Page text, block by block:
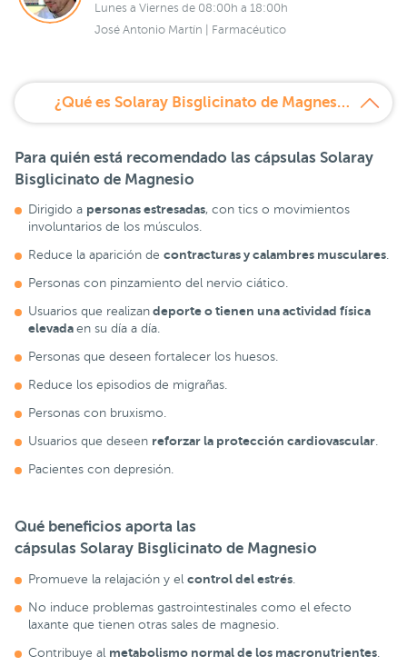
Lunes a Viernes de 08:00h a 18:00h
José Antonio Martín | Farmacéutico
¿Qué es Solaray Bisglicinato de Magnesio cápsulas?
Para quién está recomendado las cápsulas Solaray
Bisglicinato de Magnesio
Dirigido a personas estresadas, con tics o movimientos
involuntarios de los músculos.
Reduce la aparición de contracturas y calambres musculares.
Personas con pinzamiento del nervio ciático.
Usuarios que realizan deporte o tienen una actividad física
elevada en su día a día.
Personas que deseen fortalecer los huesos.
Reduce los episodios de migrañas.
Personas con bruxismo.
Usuarios que deseen reforzar la protección cardiovascular.
Pacientes con depresión.
Qué beneficios aporta las
cápsulas Solaray Bisglicinato de Magnesio
Promueve la relajación y el control del estrés
No induce problemas gastrointestinales como el efecto
laxante que tienen otras sales de magnesio.
Contribuye al metabolismo normal de los macronutrientes